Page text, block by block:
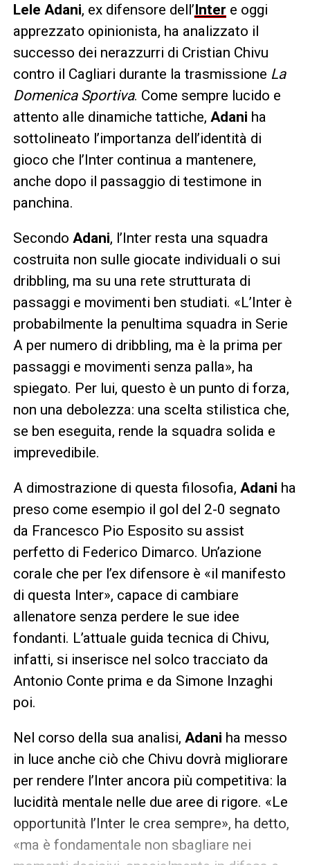
Lele Adani, ex difensore dell’Inter e oggi
apprezzato opinionista, ha analizzato il
successo dei nerazzurri di Cristian Chivu
contro il Cagliari durante la trasmissione La
Domenica Sportiva. Come sempre lucido e
attento alle dinamiche tattiche, Adani ha
sottolineato l’importanza dell’identità di
gioco che l’Inter continua a mantenere,
anche dopo il passaggio di testimone in
panchina.
Secondo Adani, l’Inter resta una squadra
costruita non sulle giocate individuali o sui
dribbling, ma su una rete strutturata di
passaggi e movimenti ben studiati. «L’Inter è
probabilmente la penultima squadra in Serie
A per numero di dribbling, ma è la prima per
passaggi e movimenti senza palla», ha
spiegato. Per lui, questo è un punto di forza,
non una debolezza: una scelta stilistica che,
se ben eseguita, rende la squadra solida e
imprevedibile.
A dimostrazione di questa filosofia, Adani ha
preso come esempio il gol del 2-0 segnato
da Francesco Pio Esposito su assist
perfetto di Federico Dimarco. Un’azione
corale che per l’ex difensore è «il manifesto
di questa Inter», capace di cambiare
allenatore senza perdere le sue idee
fondanti. L’attuale guida tecnica di Chivu,
infatti, si inserisce nel solco tracciato da
Antonio Conte prima e da Simone Inzaghi
poi.
Nel corso della sua analisi, Adani ha messo
in luce anche ciò che Chivu dovrà migliorare
per rendere l’Inter ancora più competitiva: la
lucidità mentale nelle due aree di rigore. «Le
opportunità l’Inter le crea sempre», ha detto,
«ma è fondamentale non sbagliare nei